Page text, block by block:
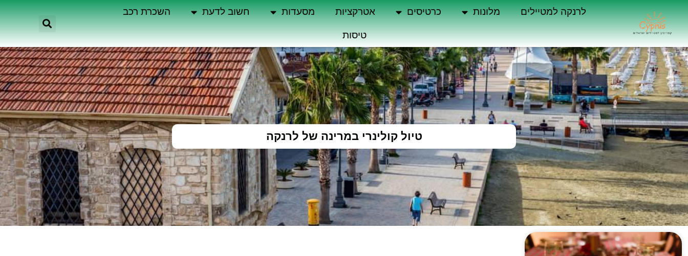
לרנקה למטיילים מלונות כרטיסים אטרקציות מסעדות חשוב לדעת השכרת רכב
טיסות
טיול קולינרי במרינה של לרנקה